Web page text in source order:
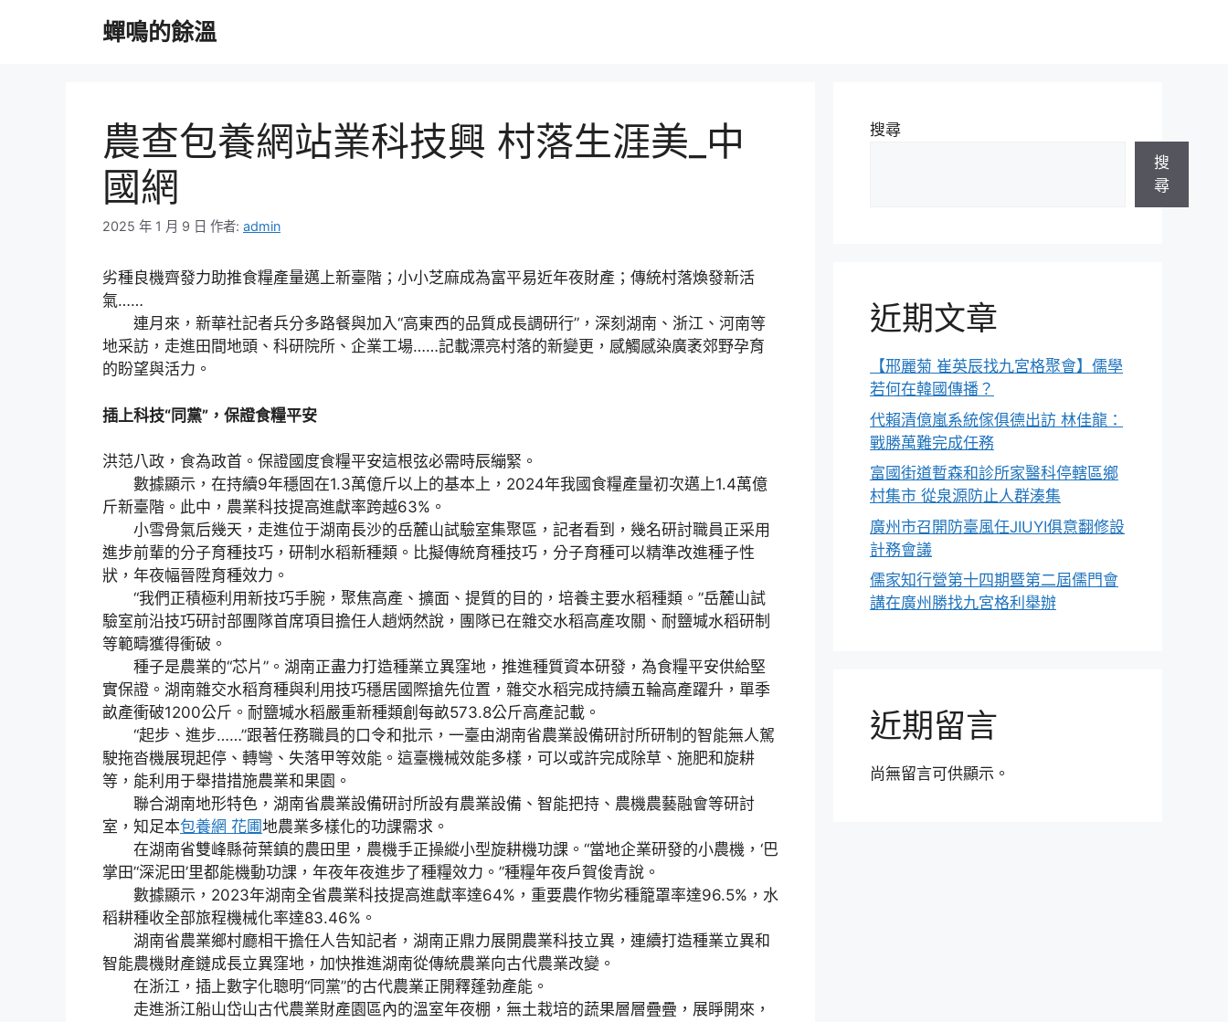
蟬鳴的餘溫
農查包養網站業科技興 村落生涯美_中
國網
2025 年 1 月 9 日 作者: admin
劣種良機齊發力助推食糧產量邁上新臺階；小小芝麻成為富平易近年夜財產；傳統村落煥發新活
氣……
連月來，新華社記者兵分多路餐與加入“高東西的品質成長調研行”，深刻湖南、浙江、河南等
地采訪，走進田間地頭、科研院所、企業工場……記載漂亮村落的新變更，感觸感染廣袤郊野孕育
的盼望與活力。
插上科技“同黨”，保證食糧平安
洪范八政，食為政首。保證國度食糧平安這根弦必需時辰繃緊。
數據顯示，在持續9年穩固在1.3萬億斤以上的基本上，2024年我國食糧產量初次邁上1.4萬億
斤新臺階。此中，農業科技提高進獻率跨越63%。
小雪骨氣后幾天，走進位于湖南長沙的岳麓山試驗室集聚區，記者看到，幾名研討職員正采用
進步前輩的分子育種技巧，研制水稻新種類。比擬傳統育種技巧，分子育種可以精準改進種子性
狀，年夜幅晉陞育種效力。
“我們正積極利用新技巧手腕，聚焦高產、擴面、提質的目的，培養主要水稻種類。”岳麓山試
驗室前沿技巧研討部團隊首席項目擔任人趙炳然說，團隊已在雜交水稻高產攻關、耐鹽堿水稻研制
等範疇獲得衝破。
種子是農業的“芯片”。湖南正盡力打造種業立異窪地，推進種質資本研發，為食糧平安供給堅
實保證。湖南雜交水稻育種與利用技巧穩居國際搶先位置，雜交水稻完成持續五輪高產躍升，單季
畝產衝破1200公斤。耐鹽堿水稻嚴重新種類創每畝573.8公斤高產記載。
“起步、進步……”跟著任務職員的口令和批示，一臺由湖南省農業設備研討所研制的智能無人駕
駛拖沓機展現起停、轉彎、失落甲等效能。這臺機械效能多樣，可以或許完成除草、施肥和旋耕
等，能利用于舉措措施農業和果園。
聯合湖南地形特色，湖南省農業設備研討所設有農業設備、智能把持、農機農藝融會等研討
室，知足本包養網 花圃地農業多樣化的功課需求。
在湖南省雙峰縣荷葉鎮的農田里，農機手正操縱小型旋耕機功課。“當地企業研發的小農機，‘巴
掌田’‘深泥田’里都能機動功課，年夜年夜進步了種糧效力。”種糧年夜戶賀俊青說。
數據顯示，2023年湖南全省農業科技提高進獻率達64%，重要農作物劣種籠罩率達96.5%，水
稻耕種收全部旅程機械化率達83.46%。
湖南省農業鄉村廳相干擔任人告知記者，湖南正鼎力展開農業科技立異，連續打造種業立異和
智能農機財產鏈成長立異窪地，加快推進湖南從傳統農業向古代農業改變。
在浙江，插上數字化聰明“同黨”的古代農業正開釋蓬勃產能。
走進浙江船山岱山古代農業財產園區內的溫室年夜棚，無土栽培的蔬果層層疊疊，展睜開來，
搜尋
搜
尋
近期文章
【邢麗菊 崔英辰找九宮格聚會】儒學
若何在韓國傳播？
代賴清億嵐系統傢俱德出訪 林佳龍：
戰勝萬難完成任務
富國街道暫森和診所家醫科停轄區鄉
村集市 從泉源防止人群湊集
廣州市召開防臺風任JIUYI俱意翻修設
計務會議
儒家知行營第十四期暨第二屆儒門會
講在廣州勝找九宮格利舉辦
近期留言
尚無留言可供顯示。